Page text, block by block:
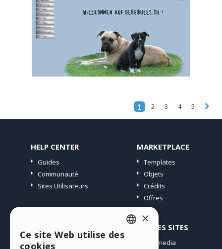
1 2 3 4 5
HELP CENTER
Guides
Communauté
Sites Utilisateurs
MARKETPLACE
Templates
Objets
Crédits
Offres
Mes Messages
AUTRES SITES
Incomedia
ENGLISH
×
Ce site Web utilise des
cookies